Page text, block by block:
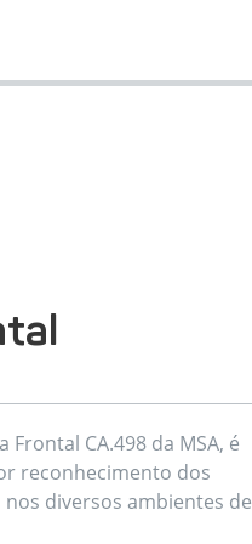
Frontal CA.498 da MSA, é
reconhecimento dos
diversos ambientes de